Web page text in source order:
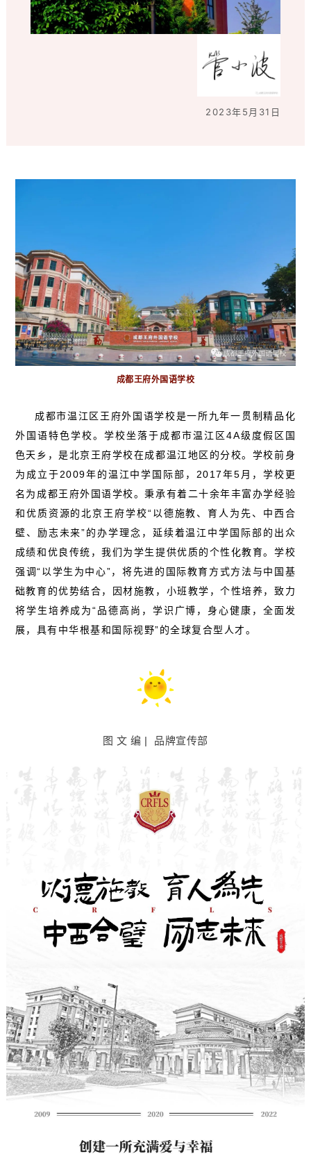
2023年5月31日
成都王府外国语学校
成都市温江区王府外国语学校是一所九年一贯制精品化
外国语特色学校。学校坐落于成都市温江区4A级度假区国
色天乡，是北京王府学校在成都温江地区的分校。学校前身
为成立于2009年的温江中学国际部，2017年5月，学校更
名为成都王府外国语学校。秉承有着二十余年丰富办学经验
和优质资源的北京王府学校“以德施教、育人为先、中西合
壁、励志未来”的办学理念，延续着温江中学国际部的出众
成绩和优良传统，我们为学生提供优质的个性化教育。学校
强调“以学生为中心”，将先进的国际教育方式方法与中国基
础教育的优势结合，因材施教，小班教学，个性培养，致力
将学生培养成为“品德高尚，学识广博，身心健康，全面发
展，具有中华根基和国际视野”的全球复合型人才。
图 文 编 | 品牌宣传部